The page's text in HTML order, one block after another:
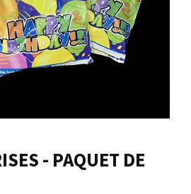
- PAQUET DE